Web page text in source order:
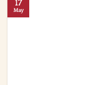
17
May